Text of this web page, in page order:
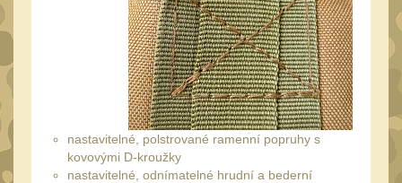
45
30mm Picatinny47
30mm Dovetail14
34mm31
Montáže pre kolimátory
nastavitelné, polstrované ramenní popruhy s
kovovými D-kroužky
nastavitelné, odnímatelné hrudní a bederní